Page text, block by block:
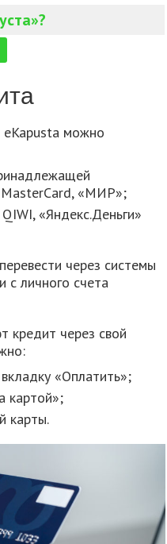
eKapusta можно
MasterСard, «МИР»;
«Яндекс.Деньги»
через системы
с личного счета
кредит через свой
«Оплатить»;
картой»;
карты.